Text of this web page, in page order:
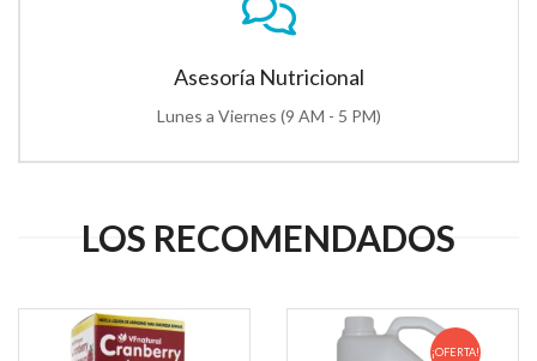
Asesoría Nutricional
Lunes a Viernes (9 AM - 5 PM)
LOS RECOMENDADOS
¡OFERTA!